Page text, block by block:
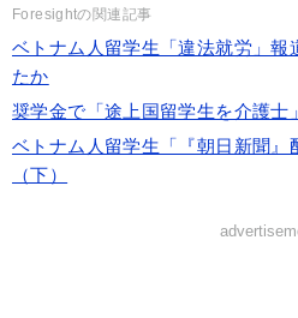
Foresightの関連記事
ベトナム人留学生「違法就労」報
たか
奨学金で「途上国留学生を介護士
ベトナム人留学生「『朝日新聞』
（下）